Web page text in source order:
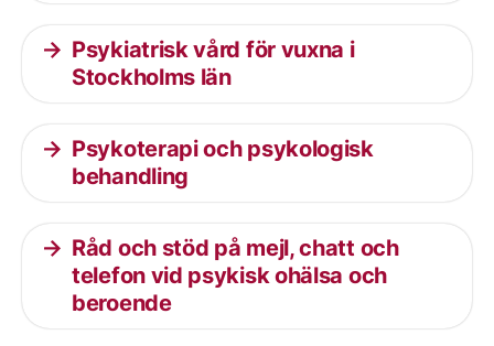
Psykiatrisk vård för vuxna i
Stockholms län
Psykoterapi och psykologisk
behandling
Råd och stöd på mejl, chatt och
telefon vid psykisk ohälsa och
beroende